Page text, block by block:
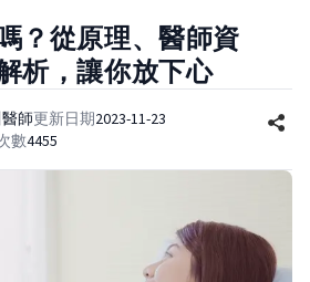
我是醫療人員
？從原理、醫師資
析，讓你放下心
醫師更新日期2023-11-23
數4455